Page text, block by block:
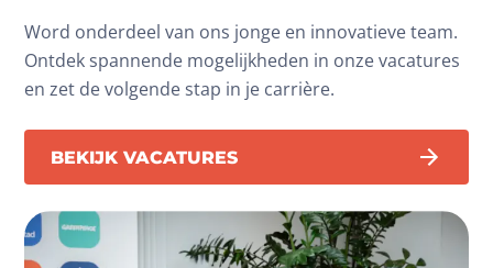
Word onderdeel van ons jonge en innovatieve team.
Ontdek spannende mogelijkheden in onze vacatures
en zet de volgende stap in je carrière.
BEKIJK VACATURES